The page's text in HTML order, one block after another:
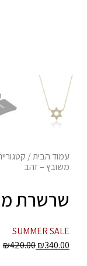
עמוד הבית/
משובץ – זהב
שרשרת
SUMMER SALE
₪340.00
₪420.00